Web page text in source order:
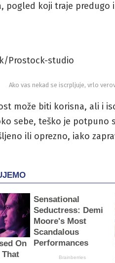
pogled koji traje
Prostock-studio
Ako vas nekad se iscrpljuje, vrlo
može biti korisna, ali i
sebe, teško je potpuno
ili oprezno, iako